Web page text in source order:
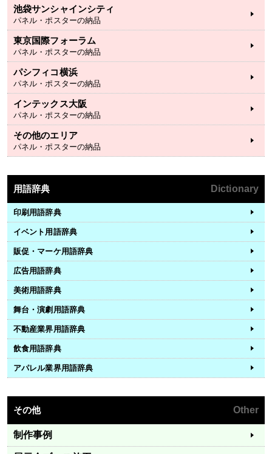
池袋サンシャインシティ
パネル・ポスターの納品
東京国際フォーラム
パネル・ポスターの納品
パシフィコ横浜
パネル・ポスターの納品
インテックス大阪
パネル・ポスターの納品
その他のエリア
パネル・ポスターの納品
用語辞典 Dictionary
印刷用語辞典
イベント用語辞典
販促・マーケ用語辞典
広告用語辞典
美術用語辞典
舞台・演劇用語辞典
不動産業界用語辞典
飲食用語辞典
アパレル業界用語辞典
その他 Other
制作事例